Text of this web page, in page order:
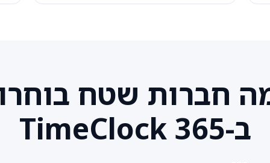
חברות שטח
ב-TimeClock 365